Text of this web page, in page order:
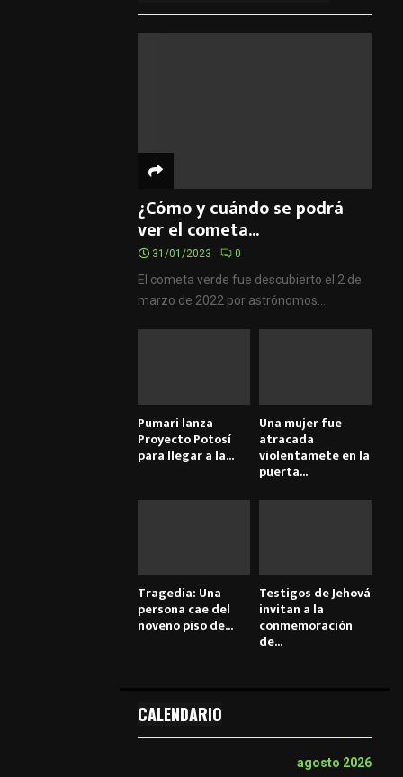
¿Cómo y cuándo se podrá
ver el cometa...
31/01/2023 0
El cometa verde fue descubierto el 2 de
marzo de 2022 por astrónomos...
Pumari lanza
Proyecto Potosí
para llegar a la...
Una mujer fue
atracada
violentamete en la
puerta...
Tragedia: Una
persona cae del
noveno piso de...
Testigos de Jehová
invitan a la
conmemoración
de...
CALENDARIO
agosto 2026